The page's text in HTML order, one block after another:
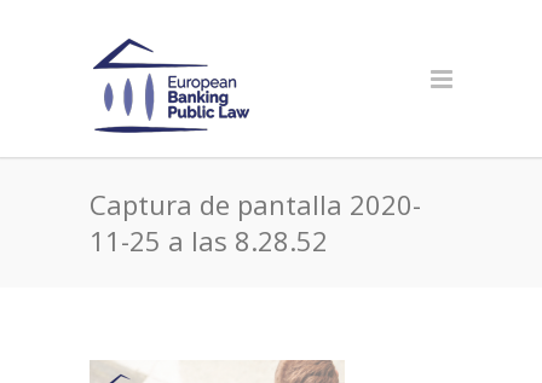
Captura de pantalla 2020-
11-25 a las 8.28.52